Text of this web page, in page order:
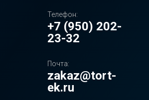
Телефон:
+7 (950) 202-
23-32
Почта:
zakaz@tort-
ek.ru